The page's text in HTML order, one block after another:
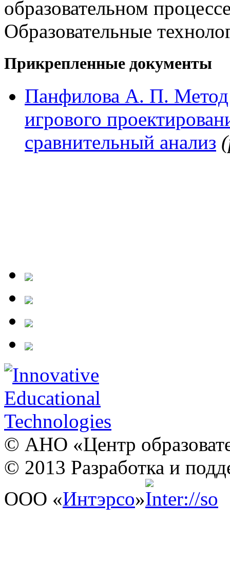
образовательном
Образовательные
Прикрепленные документы
Панфилова А. П. Метод
игрового
сравнительный анализ
© АНО «Центр
© 2013 Разработка и
ООО «Интэрсо»